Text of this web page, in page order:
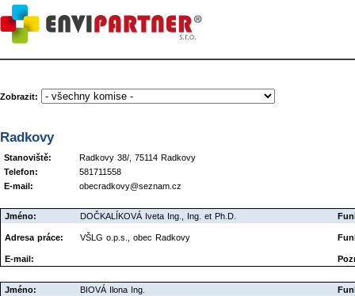
Zobrazit:
Radkovy
Stanoviště:
Radkovy 38/, 75114 Radkovy
Telefon:
581711558
E-mail:
obecradkovy@seznam.cz
Jméno: DOČKALÍKOVÁ Iveta Ing., Ing. et Ph.D.
Adresa práce: VŠLG o.p.s., obec Radkovy
E-mail:
Jméno: BIOVÁ Ilona Ing.